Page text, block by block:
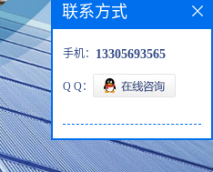
联系方式
手机： 13305693565
Q Q：